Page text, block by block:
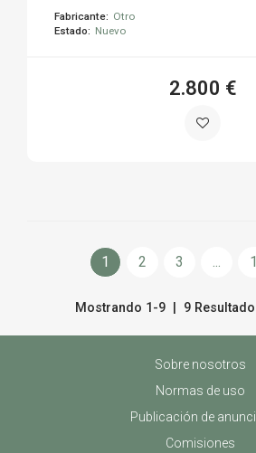
Fabricante: Otro
Estado: Nuevo
2.800 €
1 2 3 ...
Mostrando 1-9 | 9
Sobre nosotros
Normas de uso
Publicación de
Comisiones